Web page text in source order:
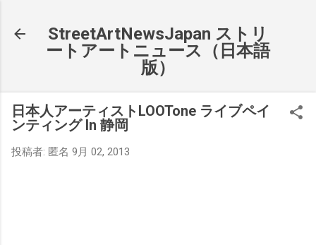
StreetArtNewsJapan ストリ
ートアートニュース（日本語
版）
日本人アーティストLOOTone ライブペイ
ンティング In 静岡
投稿者: 匿名 9月 02, 2013